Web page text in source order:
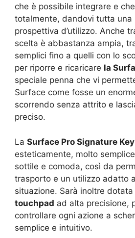
che è possibile integrare e
totalmente, dandovi tutta una
prospettiva d’utilizzo. Anche
scelta è abbastanza ampia,
semplici fino a quelli con lo
per riporre e ricaricare la
speciale penna che vi
Surface come fosse un
scorrendo senza attrito e
preciso.
La Surface Pro Signature
esteticamente, molto
sottile e comoda, così da
trasporto e un utilizzo adatto
situazione. Sarà inoltre
touchpad ad alta precisione,
controllare ogni azione a
semplice e intuitivo.